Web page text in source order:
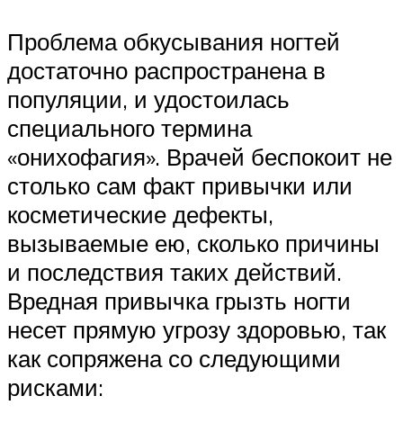
Проблема обкусывания ногтей
достаточно распространена в
популяции, и удостоилась
специального термина
«онихофагия». Врачей беспокоит не
столько сам факт привычки или
косметические дефекты,
вызываемые ею, сколько причины
и последствия таких действий.
Вредная привычка грызть ногти
несет прямую угрозу здоровью, так
как сопряжена со следующими
рисками: